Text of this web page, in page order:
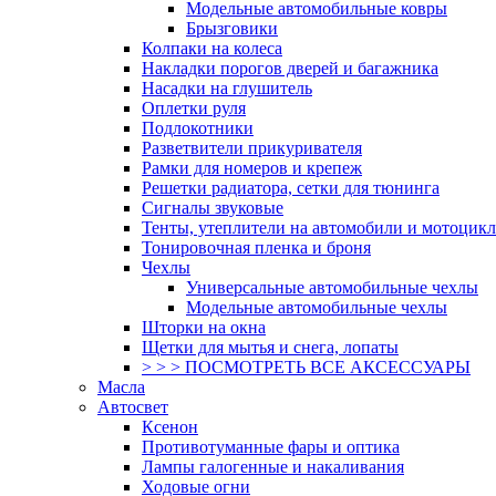
Модельные автомобильные ковры
Брызговики
Колпаки на колеса
Накладки порогов дверей и багажника
Насадки на глушитель
Оплетки руля
Подлокотники
Разветвители прикуривателя
Рамки для номеров и крепеж
Решетки радиатора, сетки для тюнинга
Сигналы звуковые
Тенты, утеплители на автомобили и
Тонировочная пленка и броня
Чехлы
Универсальные автомобильные чехлы
Модельные автомобильные чехлы
Шторки на окна
Щетки для мытья и снега, лопаты
> > > ПОСМОТРЕТЬ ВСЕ АКСЕССУАРЫ
Масла
Автосвет
Ксенон
Противотуманные фары и оптика
Лампы галогенные и накаливания
Ходовые огни